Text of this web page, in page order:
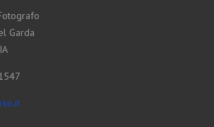
Garda